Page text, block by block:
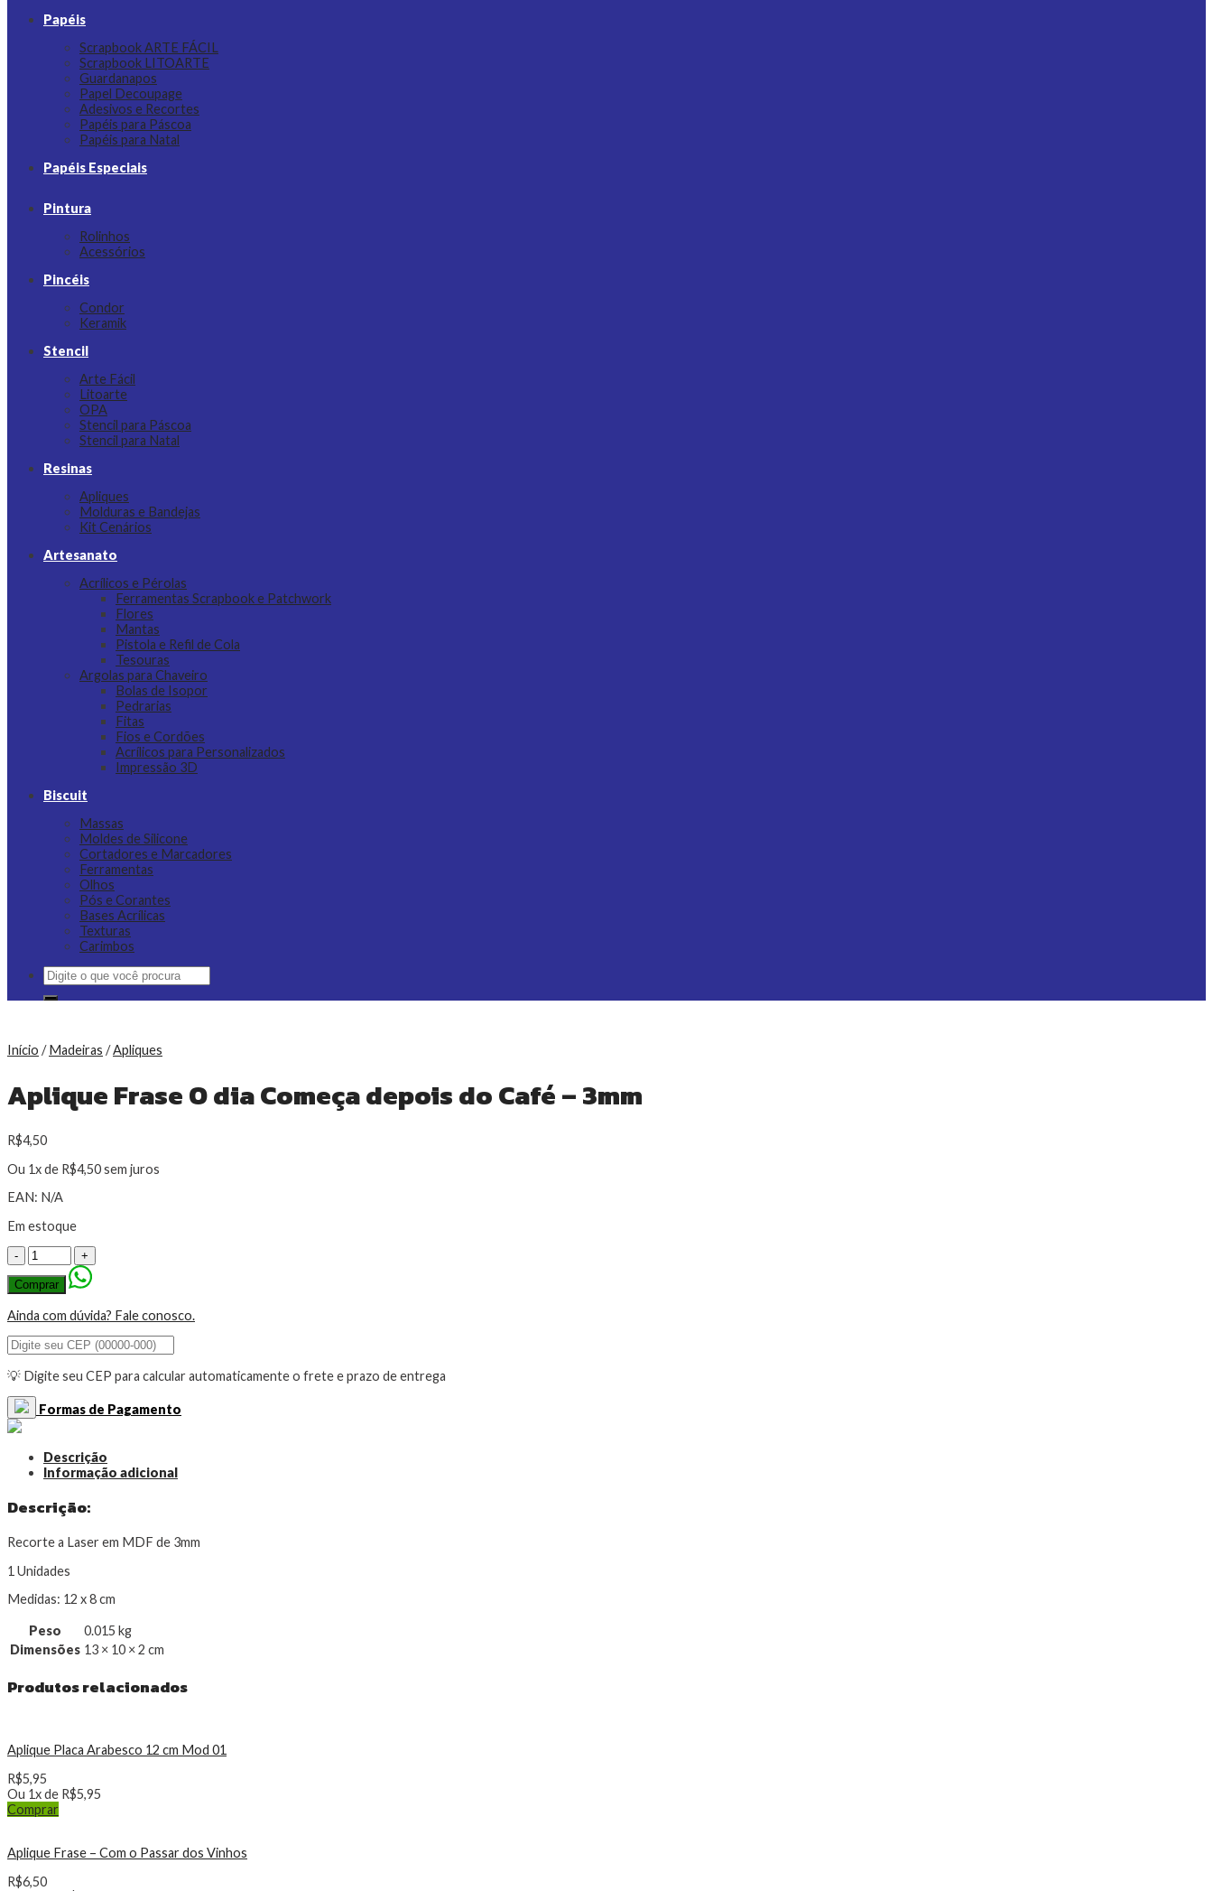
Papéis
Scrapbook ARTE FÁCIL
Scrapbook LITOARTE
Guardanapos
Papel Decoupage
Adesivos e Recortes
Papéis para Páscoa
Papéis para Natal
Papéis Especiais
Pintura
Rolinhos
Acessórios
Pincéis
Condor
Keramik
Stencil
Arte Fácil
Litoarte
OPA
Stencil para Páscoa
Stencil para Natal
Resinas
Apliques
Molduras e Bandejas
Kit Cenários
Artesanato
Acrílicos e Pérolas
Ferramentas Scrapbook e Patchwork
Flores
Mantas
Pistola e Refil de Cola
Tesouras
Argolas para Chaveiro
Bolas de Isopor
Pedrarias
Fitas
Fios e Cordões
Acrílicos para Personalizados
Impressão 3D
Biscuit
Massas
Moldes de Silicone
Cortadores e Marcadores
Ferramentas
Olhos
Pós e Corantes
Bases Acrílicas
Texturas
Carimbos
Pesquisar
por:
Início / Madeiras /Apliques
Aplique Frase O dia Começa depois do Café – 3mm
R$4,50
Ou 1x de R$4,50sem juros
EAN: N/A
Em estoque
Aplique
Frase
O
Começa
do
-
quantidade
Comprar
Ainda com dúvida? Fale conosco.
💡 Digite seu CEP para calcular automaticamente o frete e prazo de entrega
Formas de Pagamento
Descrição
Informação adicional
Descrição:
Recorte a Laser em MDF de 3mm
1 Unidades
Medidas: 12 x 8 cm
Peso
0.015 kg
Dimensões 13 × 10 × 2 cm
Produtos relacionados
Aplique Placa Arabesco 12 cm Mod 01
R$5,95
Ou 1x de R$5,95
Comprar
Aplique Frase – Com o Passar dos Vinhos
R$6,50